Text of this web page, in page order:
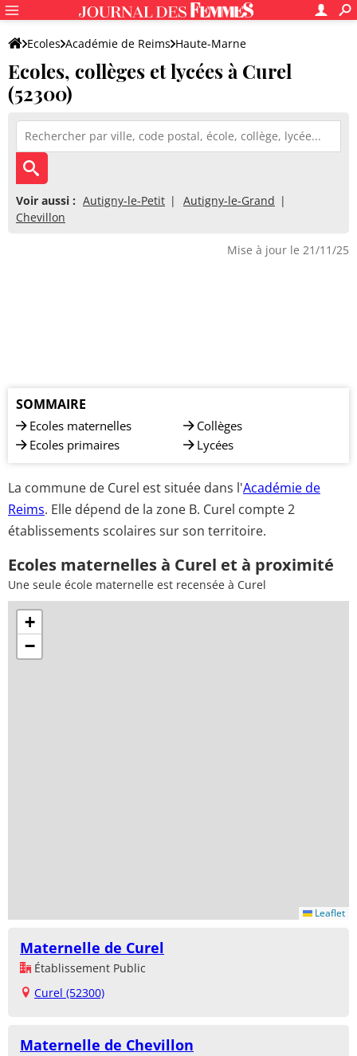
Ecoles Académie de Reims Haute-Marne
Ecoles, collèges et lycées à Curel
(52300)
Voir aussi : Autigny-le-Petit
Autigny-le-Grand
Chevillon
Mise à jour le 21/11/25
SOMMAIRE
Ecoles maternelles
Ecoles primaires
Collèges
Lycées
La commune de Curel est située dans l'Académie de
Reims. Elle dépend de la zone B. Curel compte 2
établissements scolaires sur son territoire.
Ecoles maternelles à Curel et à proximité
Une seule école maternelle est recensée à Curel
+
−
Leaflet
Maternelle de Curel
Établissement Public
Curel (52300)
Maternelle de Chevillon